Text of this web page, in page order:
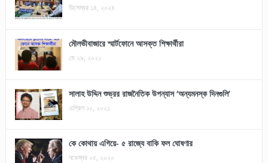
ডিসেম্বর ১৪, ২০২৪
মৌলভীবাজারে স্মার্টফোনে আসক্ত শিক্ষার্থীরা
মে ২৯, ২০২১
সালাহ উদ্দিন শুভ্রর রাজনৈতিক উপন্যাস ‘অন্যমনস্ক দিনগুলি’
এপ্রিল ১০, ২০২১
কে কোথায় এগিয়ে- ৫ রাজ্যে বাকি ফল ঘোষণার
নভেম্বর ০৫, ২০২০